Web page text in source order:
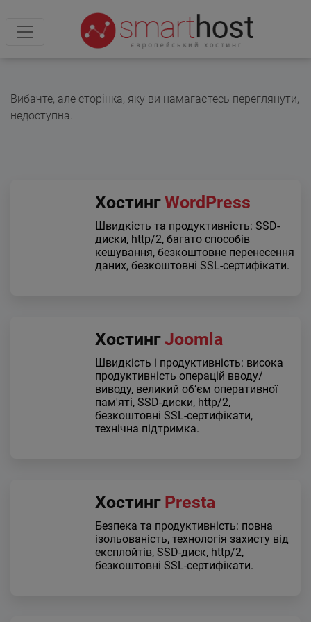
Вибачте, але сторінка, яку ви намагаєтесь переглянути,
недоступна.
ХостингWordPress
Швидкість та продуктивність: SSD-
диски, http/2, багато способів
кешування, безкоштовне перенесення
даних, безкоштовні SSL-сертифікати.
ХостингJoomla
Швидкість і продуктивність: висока
продуктивність операцій вводу/
виводу, великий об’єм оперативної
пам'яті, SSD-диски, http/2,
безкоштовні SSL-сертифікати,
технічна підтримка.
Хостинг Presta
Безпека та продуктивність: повна
ізольованість, технологія захисту від
експлойтів, SSD-диск, http/2,
безкоштовні SSL-сертифікати.